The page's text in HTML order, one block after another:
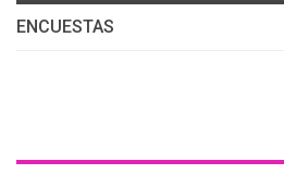
ENCUESTAS